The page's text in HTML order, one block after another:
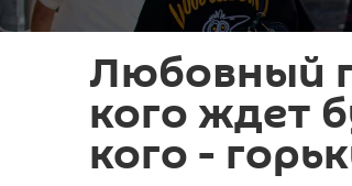
Любовный
кого ждет
кого -